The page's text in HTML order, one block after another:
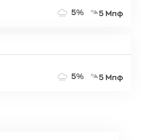
5% 5 Μπφ
5% 5 Μπφ